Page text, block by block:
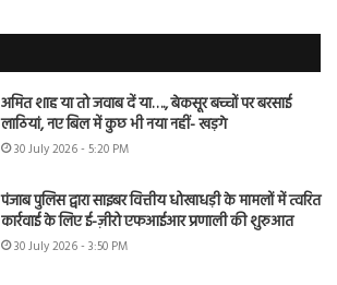
अमित शाह या तो जवाब दें या…., बेकसूर बच्चों पर बरसाई
लाठियां, नए बिल में कुछ भी नया नहीं- खड़गे
30 July 2026 - 5:20 PM
पंजाब पुलिस द्वारा साइबर वित्तीय धोखाधड़ी के मामलों में त्वरित
कार्रवाई के लिए ई-ज़ीरो एफआईआर प्रणाली की शुरुआत
30 July 2026 - 3:50 PM